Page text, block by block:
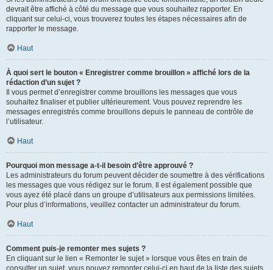
devrait être affiché à côté du message que vous souhaitez rapporter. En
cliquant sur celui-ci, vous trouverez toutes les étapes nécessaires afin de
rapporter le message.
Haut
À quoi sert le bouton « Enregistrer comme brouillon » affiché lors de la
rédaction d’un sujet ?
Il vous permet d’enregistrer comme brouillons les messages que vous
souhaitez finaliser et publier ultérieurement. Vous pouvez reprendre les
messages enregistrés comme brouillons depuis le panneau de contrôle de
l’utilisateur.
Haut
Pourquoi mon message a-t-il besoin d’être approuvé ?
Les administrateurs du forum peuvent décider de soumettre à des vérifications
les messages que vous rédigez sur le forum. Il est également possible que
vous ayez été placé dans un groupe d’utilisateurs aux permissions limitées.
Pour plus d’informations, veuillez contacter un administrateur du forum.
Haut
Comment puis-je remonter mes sujets ?
En cliquant sur le lien « Remonter le sujet » lorsque vous êtes en train de
consulter un sujet, vous pouvez remonter celui-ci en haut de la liste des sujets,